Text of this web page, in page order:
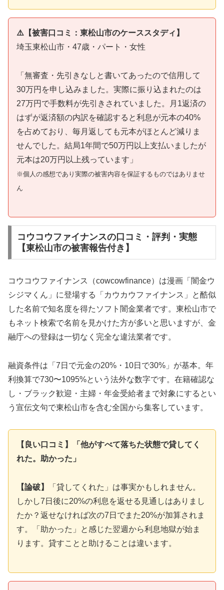
⚠️【被害口コミ：東松山市のケーススタディ】
埼玉東松山市・47歳・パート・女性
「無審査・先引きなしと書いてあったので信用して
30万円を申し込みました。実際に振り込まれたのは
27万円で手数料が先引きされていました。月1返済の
はずが返済額の内訳を確認すると利息が元本の40%
を占めており、毎月返しても元本がほとんど減りま
せんでした。結局1年間で50万円以上支払いましたが
元本は20万円以上残っています」
※個人の感想であり実際の被害内容を保証するものではありませ
ん
コウコウファイナンスの口コミ・評判・実態
【東松山市の被害報告付き】
コウコウファイナンス（cowcowfinance）は漫画「闇金ウ
シジマくん」に登場する「カウカウファイナンス」と酷似
した名前で知名度を得たソフト闇金業者です。東松山市で
もネット検索で名前を見かけた方が多いと思いますが、金
融庁への登録は一切なく完全な違法業者です。
融資条件は「7日で元金の20%・10日で30%」が基本。年
利換算で730〜1095%という法外な数字です。在籍確認な
し・ブラック歓迎・主婦・年金受給者まで対象にするとい
う宣伝文句で東松山市を含む全国から集客しています。
【良い口コミ】「他がすべて落ちた状態で貸してく
れた。助かった」
【論破】
「貸してくれた」は事実かもしれません。
しかし7日後に20%の利息を返せる見通しはありまし
たか？返せなければ次の7日でまた20%が加算されま
す。「助かった」と感じた翌週から利息地獄が始ま
ります。貸すことと助けることは違います。